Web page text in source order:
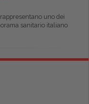
uno dei
sanitario italiano